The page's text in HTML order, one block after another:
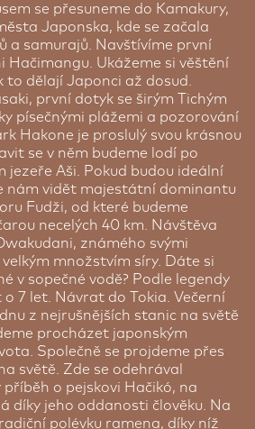
★★★
je situován v tiché části
města Japonska. Nachází
zastávky Aoyama-
nejdůležitější aspekt
hotelů. Metrem se umíte
nejznámější místa Tokia do pár
se nachází čtvrť
mnoho obchodů, podniků
hotelů během celého zájezdu.
Monterey
2 noci v Hiroshimě v hotelu Ana
2 noci v Kyotu v hotelu
a 2 noci v St. Regis
pokoje, elegantní styl a
platí pro 1 osobu sdílející
snídaně. Vhodné pro
Cena od: 55 900 Kč
se přesuneme do Kamakury,
Japonska, kde se začala
a samurajů. Navštívíme první
Hačimangu. Ukážeme si věštění
to dělají Japonci až dosud.
první dotyk se širým Tichým
písečnými plážemi a pozorování
Hakone je proslulý svou krásnou
se v něm budeme lodí po
jezeře Aši. Pokud budou ideální
nám vidět majestátní dominantu
Fudži, od které budeme
necelých 40 km. Návštěva
známého svými
množstvím síry. Dáte si
v sopečné vodě? Podle legendy
7 let. Návrat do Tokia. Večerní
z nejrušnějších stanic na světě
procházet japonským
Společně se projdeme přes
světě. Zde se odehrával
o pejskovi Hačikó, na
díky jeho oddanosti člověku. Na
polévku ramena, díky níž